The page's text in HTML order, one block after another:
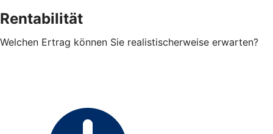
Rentabilität
Welchen Ertrag können Sie realistischerweise erwarten?